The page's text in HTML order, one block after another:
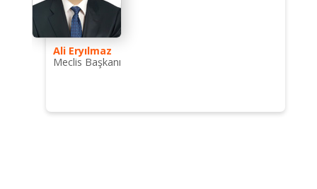
Ali Eryılmaz
Meclis Başkanı